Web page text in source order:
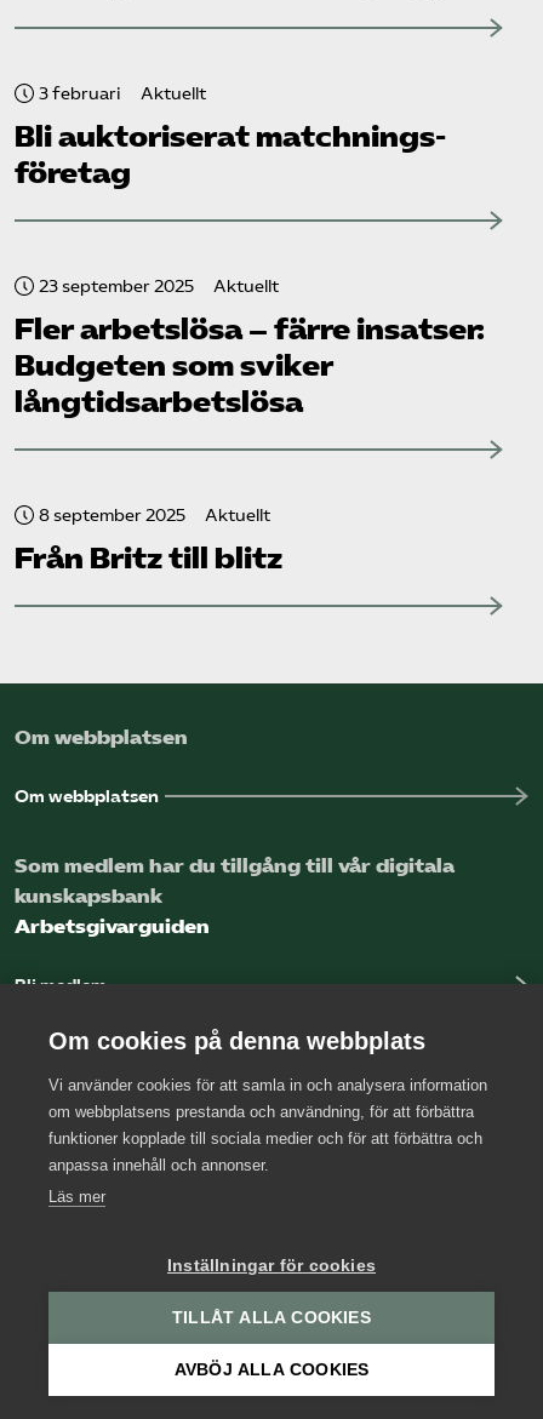
3 februari Aktuellt
Bli auktoriserat matchnings­
företag
23 september 2025 Aktuellt
Fler arbetslösa – färre insatser:
Budgeten som sviker
långtidsarbetslösa
8 september 2025 Aktuellt
Från Britz till blitz
Om webbplatsen
Om webbplatsen
Som medlem har du tillgång till vår digitala
kunskapsbank
Arbetsgivarguiden
Bli medlem
Kontakta oss
Press
Om cookies på denna webbplats
Vi använder cookies för att samla in och analysera information
om webbplatsens prestanda och användning, för att förbättra
funktioner kopplade till sociala medier och för att förbättra och
anpassa innehåll och annonser.
Läs mer
Inställningar för cookies
TILLÅT ALLA COOKIES
AVBÖJ ALLA COOKIES